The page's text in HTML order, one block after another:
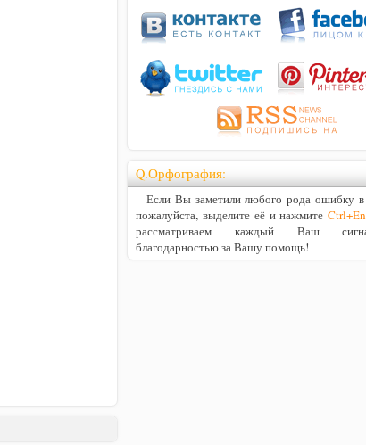
Q.Орфография:
Если Вы заметили любого рода ошибку в
пожалуйста, выделите её и нажмите
рассматриваем каждый Ваш
благодарностью за Вашу помощь!